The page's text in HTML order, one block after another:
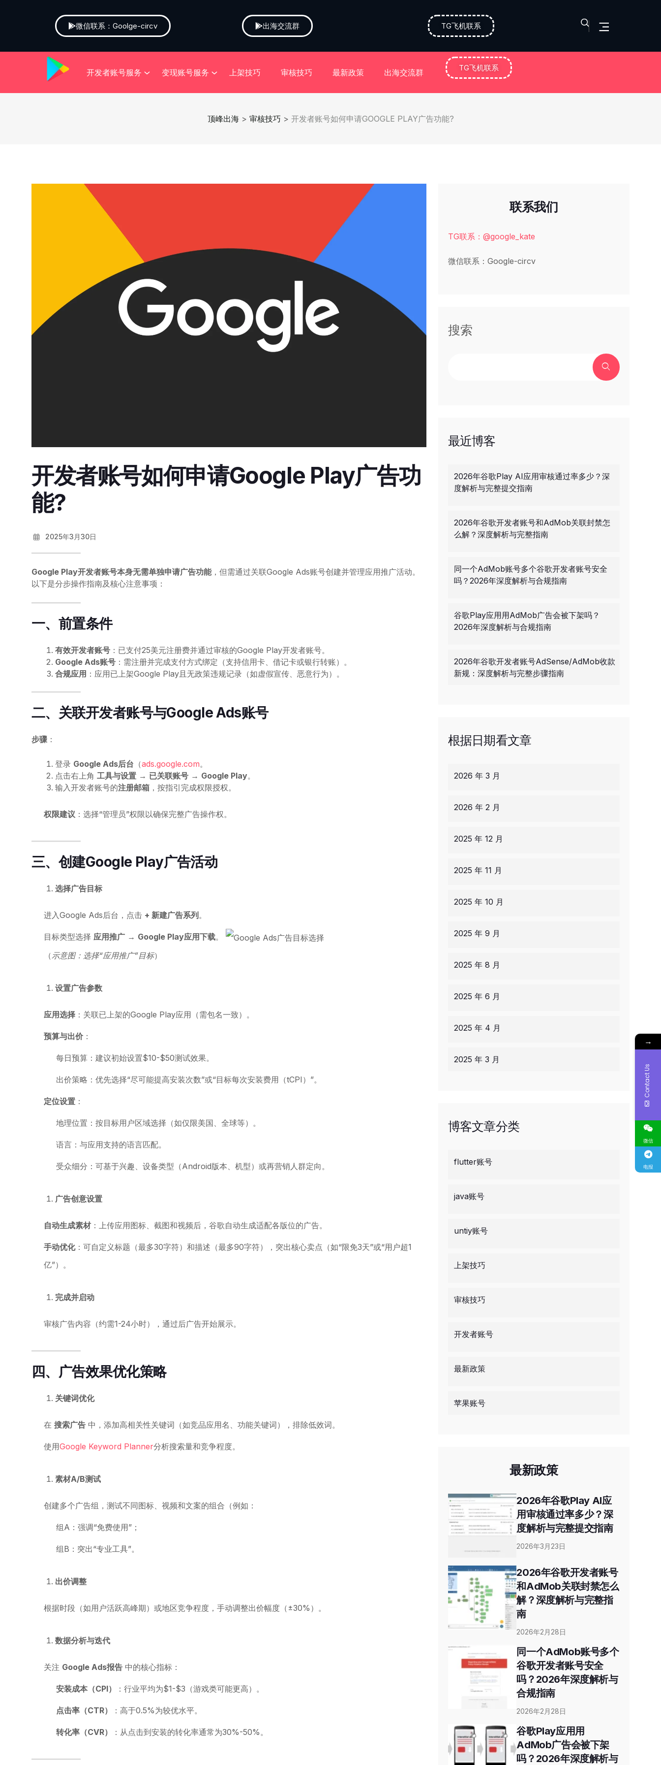
微信联系：Goolge-circv 出海交流群 TG飞机联系
开发者账号服务 变现账号服务 上架技巧 审核技巧 最新政策 出海交流群 TG飞机联系
顶峰出海 > 审核技巧 > 开发者账号如何申请GOOGLE PLAY广告功能?
开发者账号如何申请Google Play广告功
能?
2025年3月30日
Google Play开发者账号本身无需单独申请广告功能，但需通过关联Google Ads账号创建并管理应用推广活动。
以下是分步操作指南及核心注意事项：
一、前置条件
有效开发者账号 ：已支付25美元注册费并通过审核的Google Play开发者账号。
Google Ads账号 ：需注册并完成支付方式绑定（支持信用卡、借记卡或银行转账）。
合规应用 ：应用已上架Google Play且无政策违规记录（如虚假宣传、恶意行为）。
二、关联开发者账号与Google Ads账号
步骤 ：
登录 Google Ads后台 （ads.google.com。
点击右上角 工具与设置 → 已关联账号 → Google Play。
输入开发者账号的注册邮箱 ，按指引完成权限授权。
权限建议 ：选择“管理员”权限以确保完整广告操作权。
三、创建Google Play广告活动
选择广告目标
进入Google Ads后台，点击 + 新建广告系列 。
目标类型选择 应用推广 → Google Play应用下载。
（示意图：选择“应用推广”目标）
设置广告参数
应用选择 ：关联已上架的Google Play应用（需包名一致）。
预算与出价：
每日预算：建议初始设置$10-$50测试效果。
出价策略：优先选择“尽可能提高安装次数”或“目标每次安装费用（tCPI）”。
定位设置 ：
地理位置：按目标用户区域选择（如仅限美国、全球等）。
语言：与应用支持的语言匹配。
受众细分：可基于兴趣、设备类型（Android版本、机型）或再营销人群定向。
广告创意设置
自动生成素材 ：上传应用图标、截图和视频后，谷歌自动生成适配各版位的广告。
手动优化：可自定义标题（最多30字符）和描述（最多90字符），突出核心卖点（如“限免3天”或“用户超1
亿”）。
完成并启动
审核广告内容（约需1-24小时），通过后广告开始展示。
四、广告效果优化策略
关键词优化
在 搜索广告 中，添加高相关性关键词（如竞品应用名、功能关键词），排除低效词。
使用Google Keyword Planner分析搜索量和竞争程度。
素材A/B测试
创建多个广告组，测试不同图标、视频和文案的组合（例如：
组A：强调“免费使用”；
组B：突出“专业工具”。
出价调整
根据时段（如用户活跃高峰期）或地区竞争程度，手动调整出价幅度（±30%）。
数据分析与迭代
关注 Google Ads报告 中的核心指标：
安装成本（CPI） ：行业平均为$1-$3（游戏类可能更高）。
点击率（CTR） ：高于0.5%为较优水平。
转化率（CVR） ：从点击到安装的转化率通常为30%-50%。
联系我们
TG联系：@google_kate
微信联系：Google-circv
搜索
最近博客
2026年谷歌Play AI应用审核通过率多少？深
度解析与完整提交指南
2026年谷歌开发者账号和AdMob关联封禁怎
么解？深度解析与完整指南
同一个AdMob账号多个谷歌开发者账号安全
吗？2026年深度解析与合规指南
谷歌Play应用用AdMob广告会被下架吗？
2026年深度解析与合规指南
2026年谷歌开发者账号AdSense/AdMob收款
新规：深度解析与完整步骤指南
根据日期看文章
2026 年 3 月
2026 年 2 月
2025 年 12 月
2025 年 11 月
2025 年 10 月
2025 年 9 月
2025 年 8 月
2025 年 6 月
2025 年 4 月
2025 年 3 月
博客文章分类
flutter账号
java账号
untiy账号
上架技巧
审核技巧
开发者账号
最新政策
苹果账号
最新政策
2026年谷歌Play AI应
用审核通过率多少？深
度解析与完整提交指南
2026年3月23日
2026年谷歌开发者账号
和AdMob关联封禁怎么
解？深度解析与完整指
南
2026年2月28日
同一个AdMob账号多个
谷歌开发者账号安全
吗？2026年深度解析与
合规指南
2026年2月28日
谷歌Play应用用
AdMob广告会被下架
吗？2026年深度解析与
→
Contact Us
微信
电报